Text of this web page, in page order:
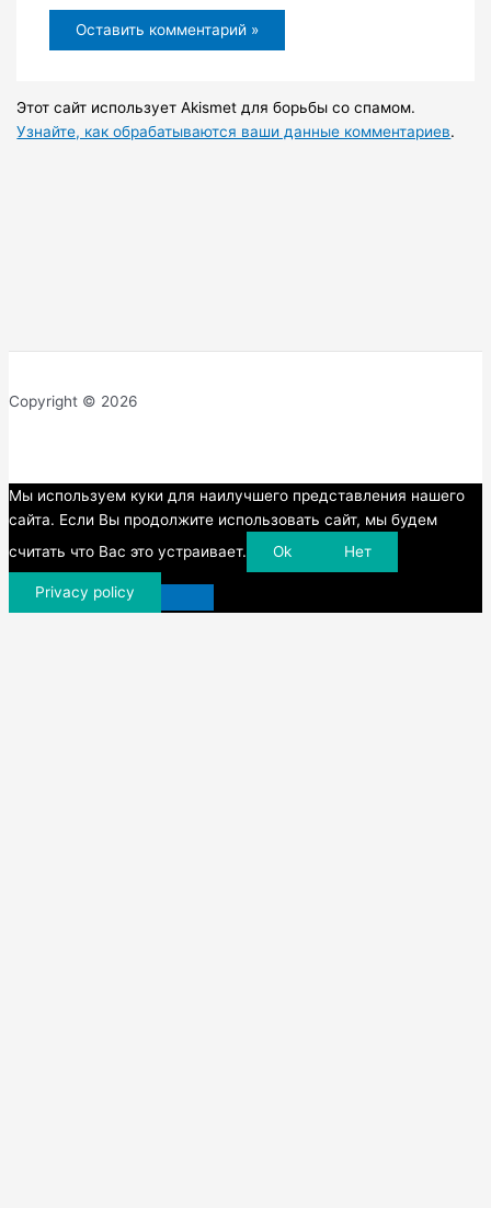
Этот сайт использует Akismet для борьбы со спамом.
Узнайте, как обрабатываются ваши данные комментариев.
Copyright © 2026
Прокрутка
вверх
Мы используем куки для наилучшего представления нашего
сайта. Если Вы продолжите использовать сайт, мы будем
считать что Вас это устраивает.
Ok Нет
Privacy policy